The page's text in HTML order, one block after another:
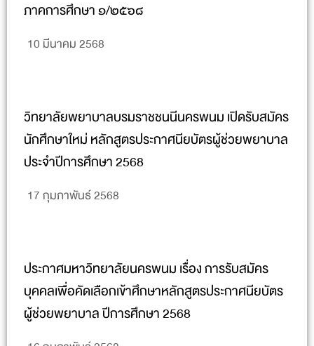
ภาคการศึกษา ๑/๒๕๖๘
10 มีนาคม 2568
วิทยาลัยพยาบาลบรมราชชนนีนครพนม เปิดรับสมัคร
นักศึกษาใหม่ หลักสูตรประกาศนียบัตรผู้ช่วยพยาบาล
ประจำปีการศึกษา 2568
17 กุมภาพันธ์ 2568
ประกาศมหาวิทยาลัยนครพนม เรื่อง การรับสมัคร
บุคคลเพื่อคัดเลือกเข้าศึกษาหลักสูตรประกาศนียบัตร
ผู้ช่วยพยาบาล ปีการศึกษา 2568